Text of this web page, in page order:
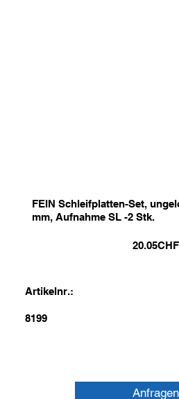
FEIN Schleifplatten-Set,
mm, Aufnahme SL -2 Stk.
20.05CHF
Artikelnr.:
8199
Anfragen